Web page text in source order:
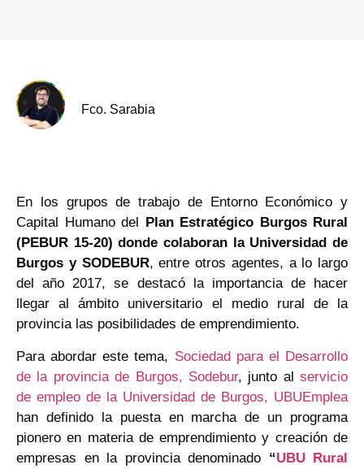
Fco. Sarabia
En los grupos de trabajo de Entorno Económico y
Capital Humano del Plan Estratégico Burgos Rural
(PEBUR 15-20) donde colaboran la Universidad de
Burgos y SODEBUR, entre otros agentes, a lo largo
del año 2017, se destacó la importancia de hacer
llegar al ámbito universitario el medio rural de la
provincia las posibilidades de emprendimiento.
Para abordar este tema, Sociedad para el Desarrollo
de la provincia de Burgos, Sodebur, junto al servicio
de empleo de la Universidad de Burgos, UBUEmplea
han definido la puesta en marcha de un programa
pionero en materia de emprendimiento y creación de
empresas en la provincia denominado “UBU Rural